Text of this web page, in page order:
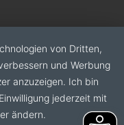
von Dritten,
und Werbung
anzuzeigen. Ich bin
jederzeit mit
ändern.